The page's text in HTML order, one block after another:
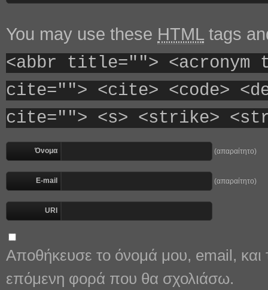
You may use these HTML tags
<abbr title=""> <acronym
cite=""> <cite> <code>
cite=""> <s> <strike>
Όνομα (απαραίτητο)
E-mail (απαραίτητο)
URI
Αποθήκευσε το όνομά μου, email, και
επόμενη φορά που θα σχολιάσω.